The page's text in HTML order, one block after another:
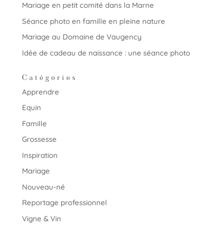
Mariage en petit comité dans la Marne
Séance photo en famille en pleine nature
Mariage au Domaine de Vaugency
Idée de cadeau de naissance : une séance photo
Catégories
Apprendre
Equin
Famille
Grossesse
Inspiration
Mariage
Nouveau-né
Reportage professionnel
Vigne & Vin